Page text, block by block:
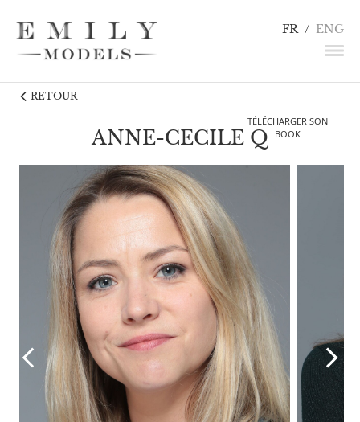
FR / ENG
NEWS
LINGERIE / DÉTAILS
INFLUENCEURS
TALENTS
CANDIDATURE
ANNE-CECILE Q
RETOUR
TÉLÉCHARGER SON
BOOK